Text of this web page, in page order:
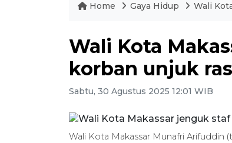
Home Gaya Hidup Wali
Wali Kota
korban unjuk
Sabtu, 30 Agustus 2025 12:01 WIB
Wali Kota Makassar Munafri Arifuddin